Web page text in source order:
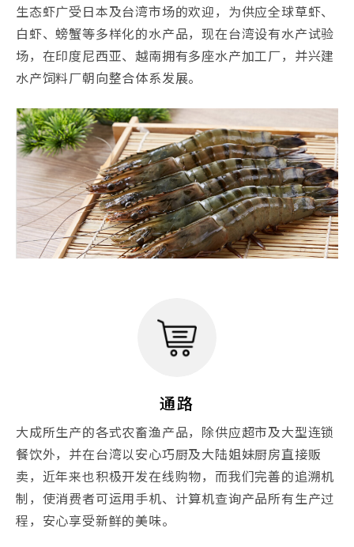
生态虾广受日本及台湾市场的欢迎，为供应全球草虾、
白虾、螃蟹等多样化的水产品，现在台湾设有水产试验
场，在印度尼西亚、越南拥有多座水产加工厂，并兴建
水产饲料厂朝向整合体系发展。
通路
大成所生产的各式农畜渔产品，除供应超市及大型连锁
餐饮外，并在台湾以安心巧厨及大陆姐妹厨房直接贩
卖，近年来也积极开发在线购物，而我们完善的追溯机
制，使消费者可运用手机、计算机查询产品所有生产过
程，安心享受新鲜的美味。